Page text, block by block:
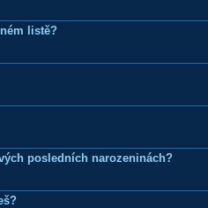
listě?
posledních narozeninách?